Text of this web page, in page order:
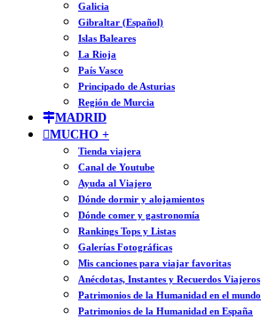
Galicia
Gibraltar (Español)
Islas Baleares
La Rioja
País Vasco
Principado de Asturias
Región de Murcia
MADRID
MUCHO +
Tienda viajera
Canal de Youtube
Ayuda al Viajero
Dónde dormir y alojamientos
Dónde comer y gastronomía
Rankings Tops y Listas
Galerías Fotográficas
Mis canciones para viajar favoritas
Anécdotas, Instantes y Recuerdos Viajeros
Patrimonios de la Humanidad en el mundo
Patrimonios de la Humanidad en España